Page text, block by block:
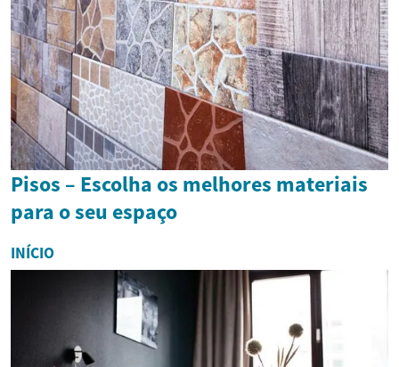
Pisos – Escolha os melhores materiais
para o seu espaço
INÍCIO